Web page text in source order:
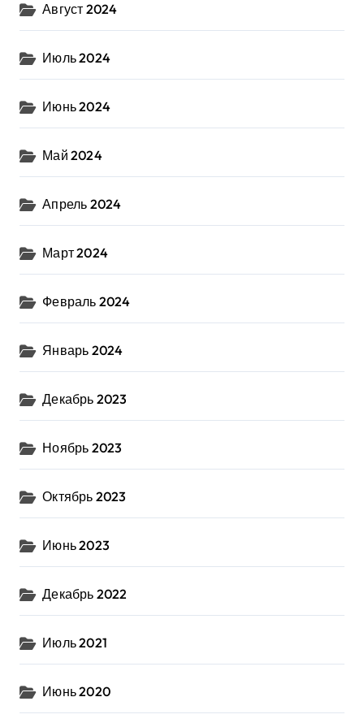
Август 2024
Июль 2024
Июнь 2024
Май 2024
Апрель 2024
Март 2024
Февраль 2024
Январь 2024
Декабрь 2023
Ноябрь 2023
Октябрь 2023
Июнь 2023
Декабрь 2022
Июль 2021
Июнь 2020